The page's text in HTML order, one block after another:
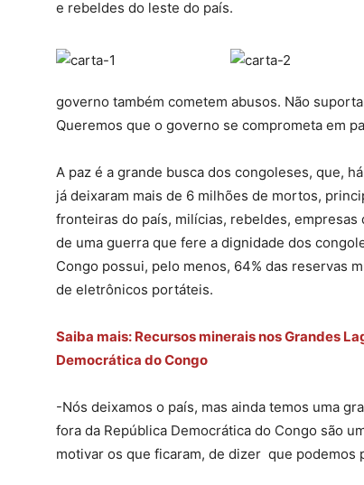
e rebeldes do leste do país.
governo também cometem abusos. Não
Queremos que o governo se comprometa em
A paz é a grande busca dos congoleses, que,
já deixaram mais de 6 milhões de mortos,
fronteiras do país, milícias, rebeldes,
de uma guerra que fere a dignidade dos
Congo possui, pelo menos, 64% das reservas
de eletrônicos portáteis.
Saiba mais: Recursos minerais nos Grandes
Democrática do Congo
-Nós deixamos o país, mas ainda temos uma
fora da República Democrática do Congo são
motivar os que ficaram, de dizer que